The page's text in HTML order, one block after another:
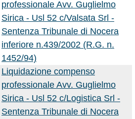
professionale Avv. Guglielmo
Sirica - Usl 52 c/Valsata Srl -
Sentenza Tribunale di Nocera
inferiore n.439/2002 (R.G. n.
1452/94)
Liquidazione compenso
professionale Avv. Guglielmo
Sirica - Usl 52 c/Logistica Srl -
Sentenza Tribunale di Nocera